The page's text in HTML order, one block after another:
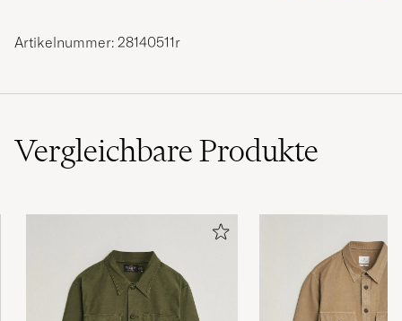
Artikelnummer: 28140511r
VergleichbareProdukte